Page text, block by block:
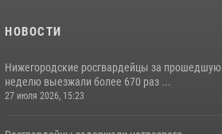
НОВОСТИ
Нижегородские росгвардейцы за прошедшую
неделю выезжали более 670 раз ...
27 июля 2026, 15:23